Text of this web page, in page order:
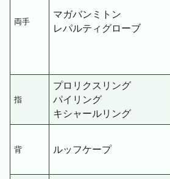
両手
マガバンミトン
レパルティグローブ
指
プロリクスリング
パイリング
キシャールリング
背 ルッフケープ